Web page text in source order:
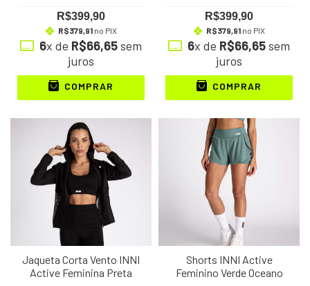
R$399,90
R$379,91no PIX
6x de R$66,65sem
juros
COMPRAR
R$399,90
R$379,91no PIX
6x de R$66,65sem
juros
COMPRAR
Jaqueta Corta Vento INNI
Active Feminina Preta
Shorts INNI Active
Feminino Verde Oceano